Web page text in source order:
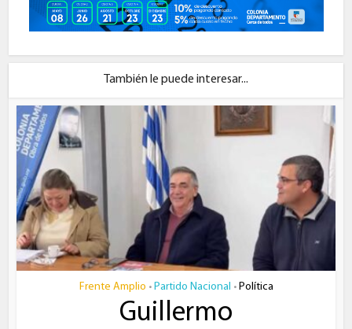
También le puede interesar...
Frente Amplio • Partido Nacional • Política
Guillermo